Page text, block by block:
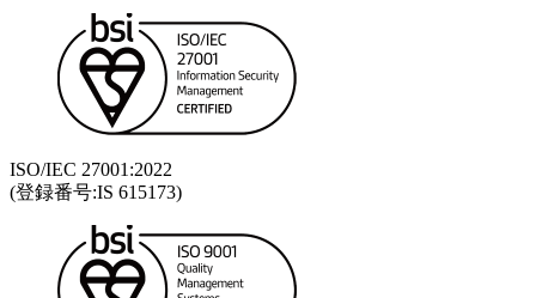
ISO/IEC 27001:2022
(登録番号:IS 615173)